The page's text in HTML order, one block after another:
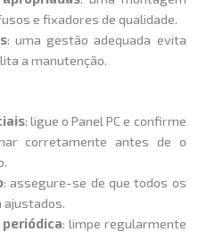
e fixadores de qualidade.
: uma gestão adequada evita
a manutenção.
: ligue o Panel PC e confirme
corretamente antes de o
: assegure-se de que todos os
: limpe regularmente